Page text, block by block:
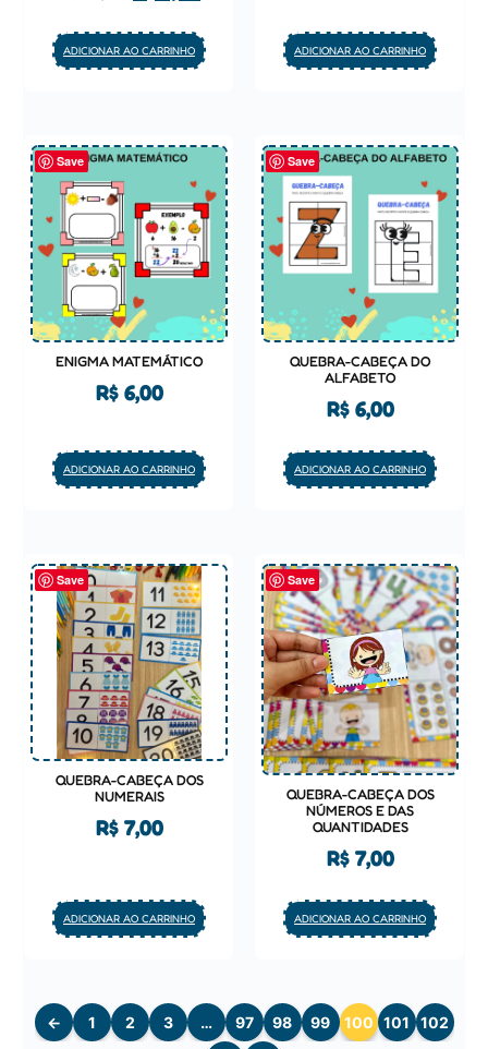
ADICIONAR AO CARRINHO ADICIONAR AO CARRINHO
Save
ENIGMA MATEMÁTICO
R$6,00
ADICIONAR AO CARRINHO
Save
QUEBRA-CABEÇA DO
ALFABETO
R$6,00
ADICIONAR AO CARRINHO
Save
QUEBRA-CABEÇA DOS
NUMERAIS
R$7,00
ADICIONAR AO CARRINHO
Save
QUEBRA-CABEÇA DOS
NÚMEROS E DAS
QUANTIDADES
R$7,00
ADICIONAR AO CARRINHO
← 1 2 3 … 97 98 99 100 101 102